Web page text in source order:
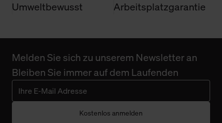
Umweltbewusst Arbeitsplatzgarantie
Melden Sie sich zu unserem Newsletter an
Bleiben Sie immer auf dem Laufenden
Kostenlos anmelden